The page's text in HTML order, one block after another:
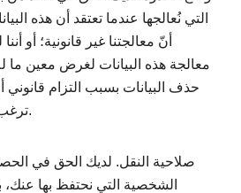
التي نُعالجها عندما تعتقد أن هذه
أنّ معالجتنا غير قانونية؛ أو
معالجة هذه البيانات لغرض معين ما
حذف البيانات بسبب التزام قانوني
ترغب أن نقوم بحذفها.
صلاحية النقل. لديك الحق في
الشخصية التي نحتفظ بها عنك،